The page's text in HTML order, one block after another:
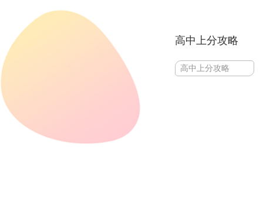
高中上分攻略
高中上分攻略